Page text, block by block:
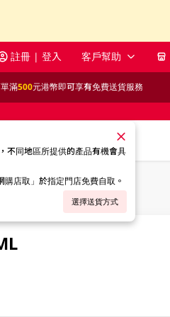
註冊 | 登入 客戶幫助
滿500元港幣即可享有免費送貨服務
不同地區所提供的產品有機會具
店取」於指定門店免費自取。
選擇送貨方式